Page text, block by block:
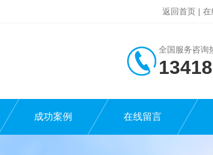
返回首页 | 在
全国服务咨询
成功案例 在线留言